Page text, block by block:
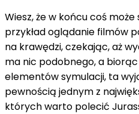
Wiesz, że w końcu coś może
przykład oglądanie filmów
na krawędzi, czekając, aż
ma nic podobnego, a
elementów symulacji, ta
pewnością jednym z
których warto polecić